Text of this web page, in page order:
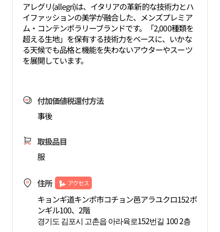
アレグリ(allegri)は、イタリアの革新的な技術力とハ
イファッションの美学が融合した、メンズプレミア
ム・コンテンポラリーブランドです。「2,000種類を
超える生地」を保有する技術力をベースに、いかな
る天候でも品格と機能を失わないアウターやスーツ
を展開しています。
付加価値税還付方法
事後
取扱品目
服
住所 アクセス
キョンギ道キンポ市コチョン邑アラユクロ152ボ
ンギル100、2階
경기도 김포시 고촌읍 아라육로152번길 100 2층